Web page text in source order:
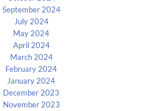
September 2024
July 2024
May 2024
April 2024
March 2024
February 2024
January 2024
December 2023
November 2023